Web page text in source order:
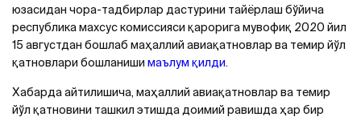
юзасидан чора-тадбирлар дастурини тайёрлаш бўйича
республика махсус комиссияси қарорига мувофиқ 2020 йил
15 августдан бошлаб маҳаллий авиақатновлар ва темир йўл
қатновлари бошланиши маълум қилди.
Хабарда айтилишича, маҳаллий авиақатновлар ва темир
йўл қатновини ташкил этишда доимий равишда ҳар бир